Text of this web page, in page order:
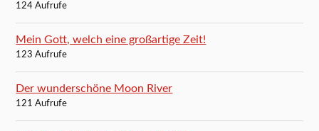
124 Aufrufe
Mein Gott, welch eine großartige Zeit!
123 Aufrufe
Der wunderschöne Moon River
121 Aufrufe